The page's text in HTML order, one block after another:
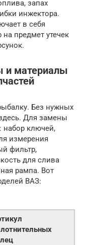
запах
инжектора.
в себя
предмет утечек
и материалы
Без нужных
Для замены
набор ключей,
измерения
фильтр,
для слива
рампа. Вот
ВАЗ: